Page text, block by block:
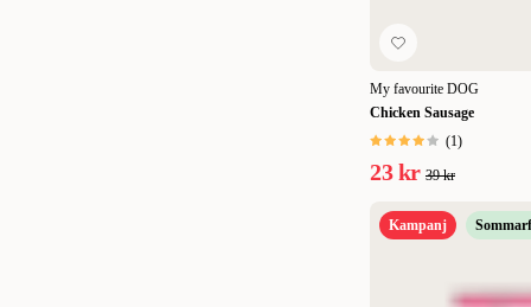
My favourite DOG
Chicken Sausage
(1)
23 kr 39 kr
Kampanj